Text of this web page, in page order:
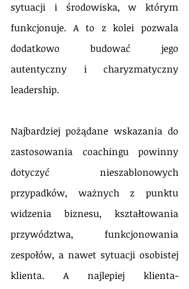
sytuacji i środowiska, w którym
funkcjonuje. A to z kolei pozwala
dodatkowo budować jego
autentyczny i charyzmatyczny
leadership.
Najbardziej pożądane wskazania do
zastosowania coachingu powinny
dotyczyć nieszablonowych
przypadków, ważnych z punktu
widzenia biznesu, kształtowania
przywództwa, funkcjonowania
zespołów, a nawet sytuacji osobistej
klienta. A najlepiej klienta-